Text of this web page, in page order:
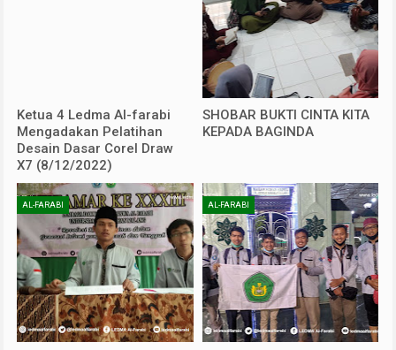
Ketua 4 Ledma Al-farabi
Mengadakan Pelatihan
Desain Dasar Corel Draw
X7 (8/12/2022)
SHOBAR BUKTI CINTA KITA
KEPADA BAGINDA
AL-FARABI AL-FARABI